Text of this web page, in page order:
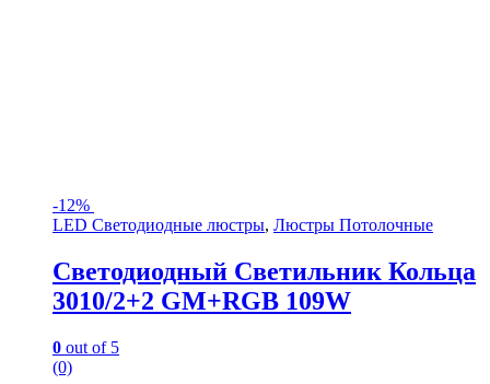
-12%
LED Светодиодные люстры, Люстры Потолочные
Светодиодный Светильник Кольца
3010/2+2 GM+RGB 109W
0 out of 5
(0)